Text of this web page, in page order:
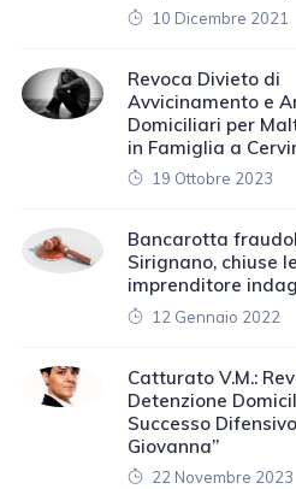
10 Dicembre 2021
Revoca Divieto di
Avvicinamento e
Domiciliari per
in Famiglia a
19 Ottobre 2023
Bancarotta
Sirignano, chiuse
imprenditore
12 Gennaio 2022
Catturato V.M.:
Detenzione
Successo
Giovanna”
22 Novembre 2023